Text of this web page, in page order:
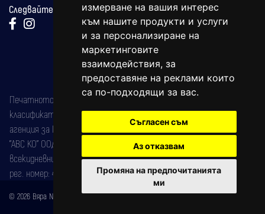
измерване на вашия интерес
към нашите продукти и услуги
и за персонализиране на
маркетинговите
взаимодействия, за
предоставяне на реклами които
са по-подходящи за вас.
Съгласен съм
Аз отказвам
Промяна на предпочитанията
ми
Следвайте ни:
Печатното издание на вестника е регистрирано в националния
класификатор на печатните издания (Българска национална
агенция за ISSN) под номер: ISSN 1312-4722.
"АВС КО" ООД е притежател на марката: Вяра информационен
всекидневник на югозападна България, със свидетелство за марка
рег. номер: 47857/11.05.2004 година.
© 2026 Вяра News Всички права запазени!